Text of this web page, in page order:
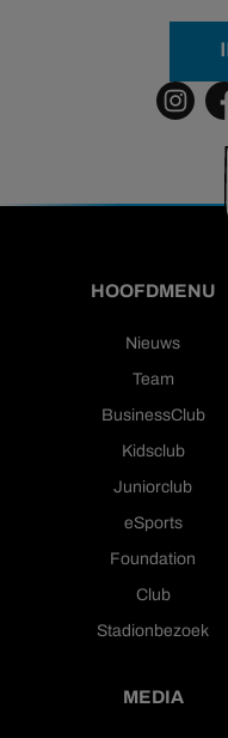
HOOFDMENU
Nieuws
Team
BusinessClub
Kidsclub
Juniorclub
eSports
Foundation
Club
Stadionbezoek
MEDIA